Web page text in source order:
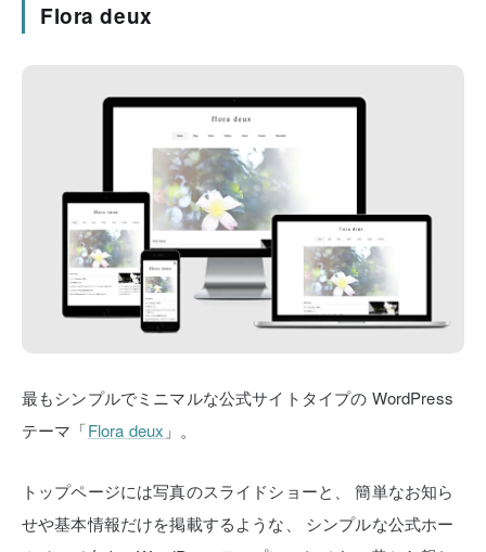
Flora deux
最もシンプルでミニマルな公式サイトタイプの WordPress
テーマ「Flora deux 」。
トップページには写真のスライドショーと、
簡単なお知ら
せや基本情報だけを掲載するような、
シンプルな公式ホー